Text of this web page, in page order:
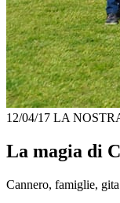
12/04/17 LA
La magia di
Cannero, famiglie, gita